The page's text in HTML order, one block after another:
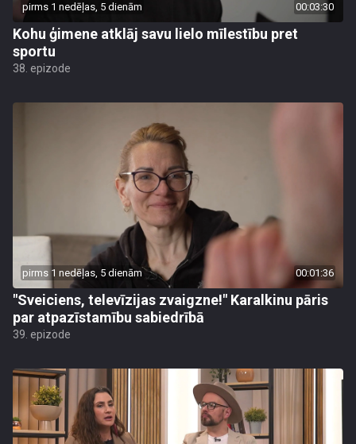
pirms 1 nedēļas, 5 dienām 00:03:30
Kohu ģimene atklāj savu lielo mīlestību pret
sportu
38. epizode
pirms 1 nedēļas, 5 dienām 00:01:36
"Sveiciens, televīzijas zvaigzne!" Karalkinu pāris
par atpazīstamību sabiedrībā
39. epizode